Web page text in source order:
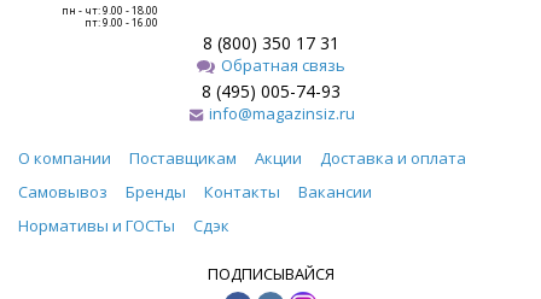
пн - чт: 9.00 - 18.00
пт: 9.00 - 16.00
8 (800) 350 17 31
Обратная связь
8 (495) 005-74-93
info@magazinsiz.ru
О компании Поставщикам Акции
Доставка и оплата
Самовывоз
Бренды Контакты
Вакансии
Нормативы и ГОСТы
Сдэк
ПОДПИСЫВАЙСЯ